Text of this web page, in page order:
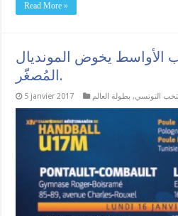
Read More »
منتخب الأواسط يخوض المونديال
المُصغّر.
5 janvier 2017 التونسي, بطولة العالم